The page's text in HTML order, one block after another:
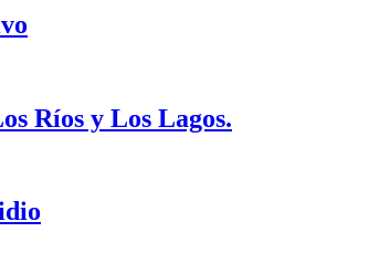
Ríos y Los Lagos.